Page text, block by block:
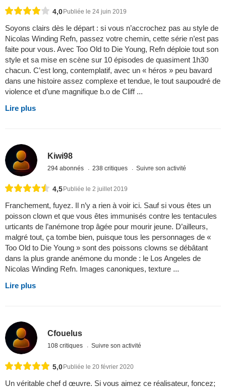
4,0 Publiée le 24 juin 2019
Soyons clairs dès le départ : si vous n’accrochez pas au style de
Nicolas Winding Refn, passez votre chemin, cette série n’est pas
faite pour vous. Avec Too Old to Die Young, Refn déploie tout son
style et sa mise en scène sur 10 épisodes de quasiment 1h30
chacun. C’est long, contemplatif, avec un « héros » peu bavard
dans une histoire assez complexe et tendue, le tout saupoudré de
violence et d’une magnifique b.o de Cliff ...
Lire plus
Kiwi98
294 abonnés 238 critiques Suivre son activité
4,5 Publiée le 2 juillet 2019
Franchement, fuyez. Il n’y a rien à voir ici. Sauf si vous êtes un
poisson clown et que vous êtes immunisés contre les tentacules
urticants de l’anémone trop âgée pour mourir jeune. D’ailleurs,
malgré tout, ça tombe bien, puisque tous les personnages de «
Too Old to Die Young » sont des poissons clowns se débâtant
dans la plus grande anémone du monde : le Los Angeles de
Nicolas Winding Refn. Images canoniques, texture ...
Lire plus
Cfouelus
108 critiques Suivre son activité
5,0Publiée le 20 février 2020
Un véritable chef d œuvre. Si vous aimez ce réalisateur, foncez;